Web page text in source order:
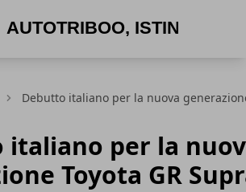
Debutto italiano per la nuova
italiano per la
Toyota GR